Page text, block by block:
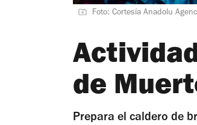
Foto: Cortesía Anadolu
de
Prepara el caldero de